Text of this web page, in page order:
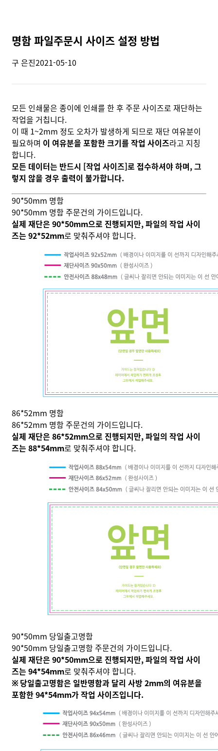
명함 파일주문시 사이즈 설정 방법
구 은진2021-05-10
모든 인쇄물은 종이에 인쇄를 한 후 주문 사이즈로 재단하는
작업을 거칩니다.
이 때 1~2mm 정도 오차가 발생하게 되므로 재단 여유분이
필요하며 이 여유분을 포함한 크기를 작업 사이즈라고 지칭
합니다.
모든 데이터는 반드시 [작업 사이즈]로 접수하셔야 하며, 그
렇지 않을 경우 출력이 불가합니다.
90*50mm 명함
90*50mm 명함 주문건의 가이드입니다.
실제 재단은 90*50mm으로 진행되지만,파일의 작업 사이
즈는 92*52mm로 맞춰주셔야 합니다.
86*52mm 명함
86*52mm 명함 주문건의 가이드입니다.
실제 재단은 86*52mm으로 진행되지만,파일의 작업 사이
즈는 88*54mm로 맞춰주셔야 합니다.
90*50mm 당일출고명함
90*50mm 당일출고명함 주문건의 가이드입니다.
실제 재단은 90*50mm으로 진행되지만,파일의 작업 사이
즈는 94*54mm로 맞춰주셔야 합니다.
※ 당일출고명함은 일반명함과 달리 사방 2mm의 여유분을
포함한 94*54mm가 작업 사이즈입니다.